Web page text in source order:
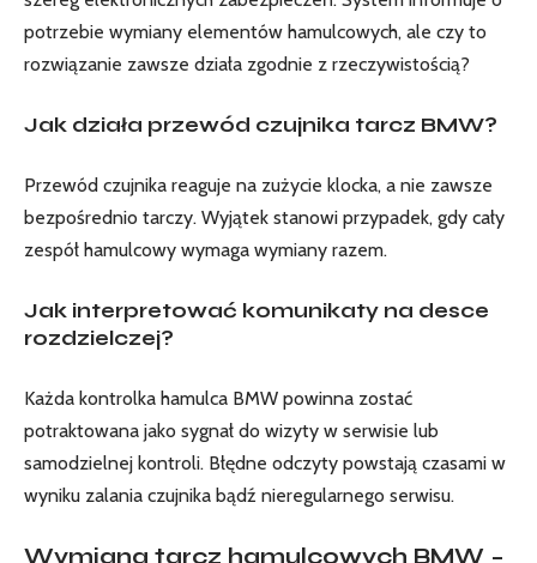
potrzebie wymiany elementów hamulcowych, ale czy to
rozwiązanie zawsze działa zgodnie z rzeczywistością?
Jak działa przewód czujnika tarcz BMW?
Przewód czujnika reaguje na zużycie klocka, a nie zawsze
bezpośrednio tarczy. Wyjątek stanowi przypadek, gdy cały
zespół hamulcowy wymaga wymiany razem.
Jak interpretować komunikaty na desce
rozdzielczej?
Każda kontrolka hamulca BMW powinna zostać
potraktowana jako sygnał do wizyty w serwisie lub
samodzielnej kontroli. Błędne odczyty powstają czasami w
wyniku zalania czujnika bądź nieregularnego serwisu.
Wymiana tarcz hamulcowych BMW –